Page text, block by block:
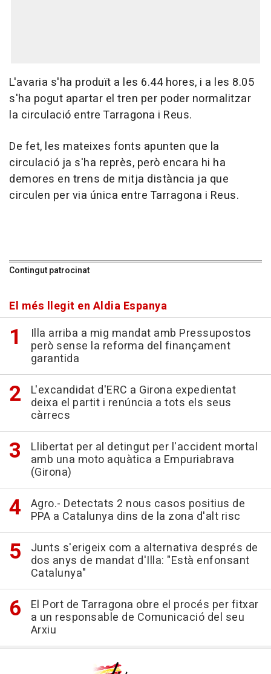
L'avaria s'ha produït a les 6.44 hores, i a les 8.05
s'ha pogut apartar el tren per poder normalitzar
la circulació entre Tarragona i Reus.
De fet, les mateixes fonts apunten que la
circulació ja s'ha reprès, però encara hi ha
demores en trens de mitja distància ja que
circulen per via única entre Tarragona i Reus.
Contingut patrocinat
El més llegit en Aldia Espanya
Illa arriba a mig mandat amb Pressupostos
però sense la reforma del finançament
garantida
L'excandidat d'ERC a Girona expedientat
deixa el partit i renúncia a tots els seus
càrrecs
Llibertat per al detingut per l'accident mortal
amb una moto aquàtica a Empuriabrava
(Girona)
Agro.- Detectats 2 nous casos positius de
PPA a Catalunya dins de la zona d'alt risc
Junts s'erigeix com a alternativa després de
dos anys de mandat d'Illa: "Està enfonsant
Catalunya"
El Port de Tarragona obre el procés per fitxar
a un responsable de Comunicació del seu
Arxiu